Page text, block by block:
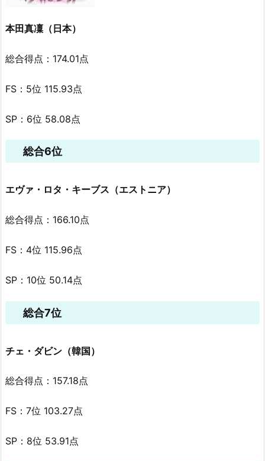
本田真凜（日本）
総合得点：174.01点
FS：5位 115.93点
SP：6位 58.08点
総合6位
エヴァ・ロタ・キーブス（エストニア）
総合得点：166.10点
FS：4位 115.96点
SP：10位 50.14点
総合7位
チェ・ダビン（韓国）
総合得点：157.18点
FS：7位 103.27点
SP：8位 53.91点